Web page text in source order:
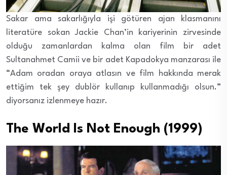
Sakar ama sakarlığıyla işi götüren ajan klasmanını
literatüre sokan Jackie Chan’in kariyerinin zirvesinde
olduğu zamanlardan kalma olan film bir adet
Sultanahmet Camii ve bir adet Kapadokya manzarası ile
“Adam oradan oraya atlasın ve film hakkında merak
ettiğim tek şey dublör kullanıp kullanmadığı olsun.”
diyorsanız izlenmeye hazır.
The World Is Not Enough (1999)